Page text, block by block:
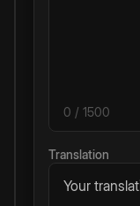
0 / 1500
Translation
Your